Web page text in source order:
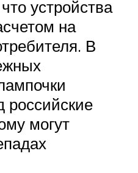
устройства
на
В
российские
могут